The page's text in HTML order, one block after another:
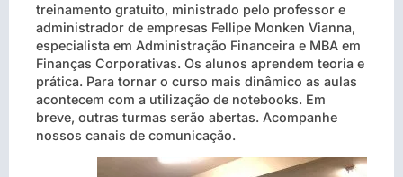
treinamento gratuito, ministrado pelo professor e
administrador de empresas Fellipe Monken Vianna,
especialista em Administração Financeira e MBA em
Finanças Corporativas. Os alunos aprendem teoria e
prática. Para tornar o curso mais dinâmico as aulas
acontecem com a utilização de notebooks. Em
breve, outras turmas serão abertas. Acompanhe
nossos canais de comunicação.